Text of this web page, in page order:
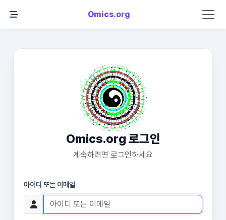
Omics.org
Omics.org 로그인
계속하려면 로그인하세요
아이디 또는 이메일